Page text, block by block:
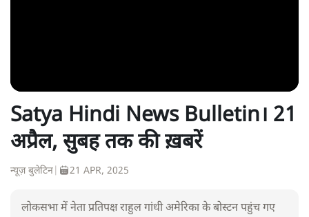
Satya Hindi News Bulletin। 21
अप्रैल, सुबह तक की ख़बरें
न्यूज़ बुलेटिन 21 APR, 2025
लोकसभा में नेता प्रतिपक्ष राहुल गांधी अमेरिका के बोस्टन पहुंच गए